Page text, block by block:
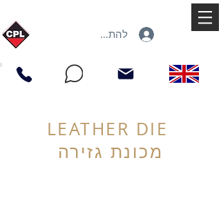
להתחברות
LEATHER DIE
מכונת גזירה